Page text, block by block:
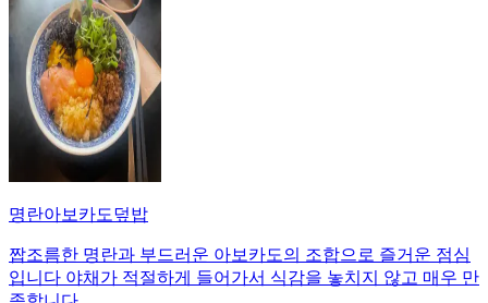
명란아보카도덮밥
짭조름한 명란과 부드러운 아보카도의 조합으로 즐거운 점심
입니다 야채가 적절하게 들어가서 식감을 놓치지 않고 매우 만